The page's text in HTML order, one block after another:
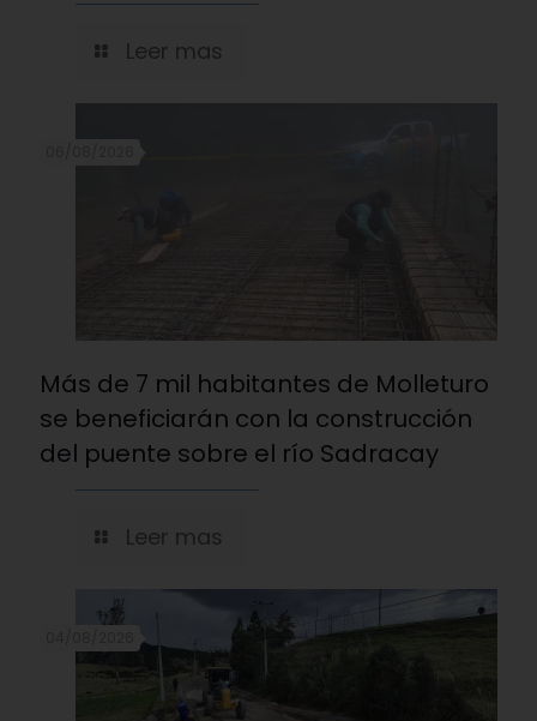
Leer mas
Más de 7 mil habitantes de Molleturo
se beneficiarán con la construcción
del puente sobre el río Sadracay
Leer mas